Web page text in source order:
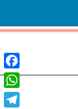
Facebook
WhatsApp